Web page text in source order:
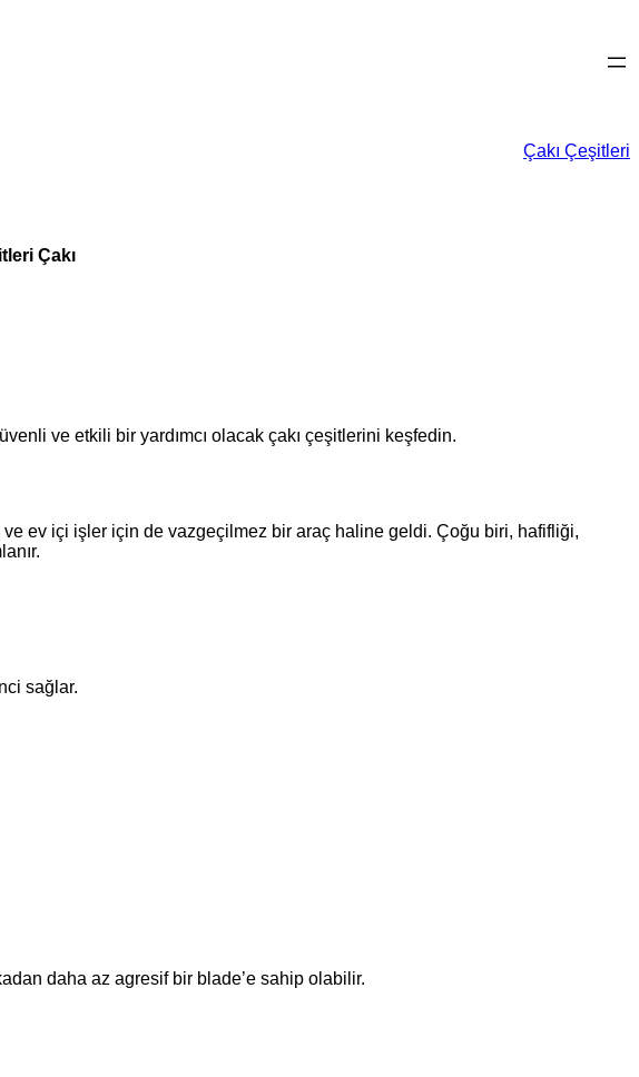
Çakı Çeşitleri
Çakı
ve etkili bir yardımcı olacak çakı çeşitlerini keşfedin.
ev içi işler için de vazgeçilmez bir araç haline geldi. Çoğu biri, hafifliği,
sağlar.
daha az agresif bir blade’e sahip olabilir.